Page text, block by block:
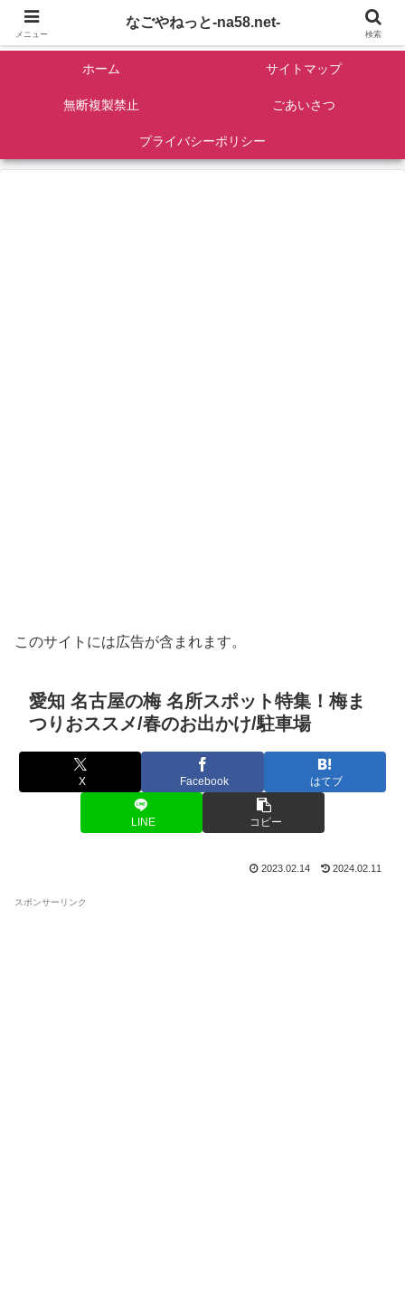
名古屋を中心に全国観光名所紹介/バンコンDIY/ゴロマル・よっちゃん夫婦のド
ホーム サイトマップ
無断複製禁止 ごあいさつ
プライバシーポリシー
このサイトには広告が含まれます。
愛知 名古屋の梅 名所スポット特集！梅ま
つりおススメ/春のお出かけ/駐車場
X Facebook はてブ
LINE コピー
2023.02.14 2024.02.11
スポンサーリンク
メニュー
なごやねっと-na58.net-
検索